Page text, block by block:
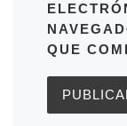
QUE